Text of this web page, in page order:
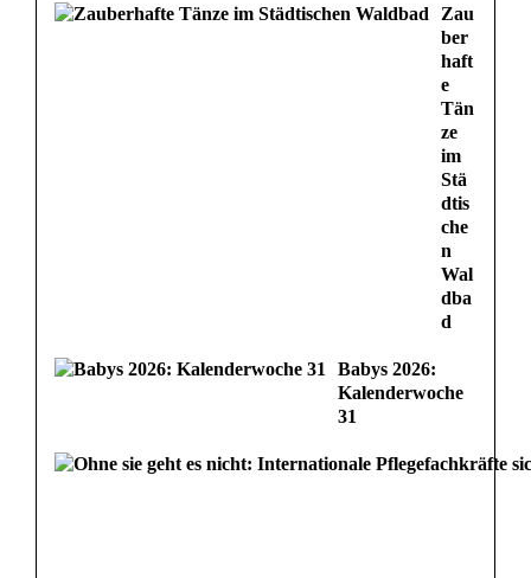
Zau
ber
haft
e
Tän
ze
im
Stä
dtis
che
n
Wal
dba
d
Babys 2026:
Kalenderwoche
31